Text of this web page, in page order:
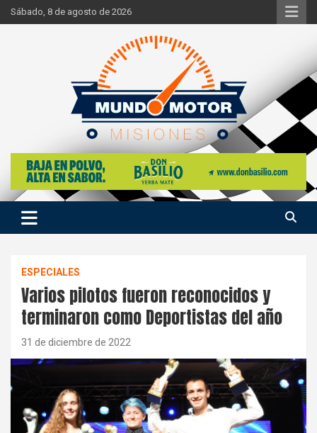
Skip
to
Sábado, 8 de agosto de 2026
Mundo Motor Misiones
Si hay ruido de motores ahí estaremos
ESPECIALES
Varios pilotos fueron reconocidos y
terminaron como Deportistas del año
31 de diciembre de 2022